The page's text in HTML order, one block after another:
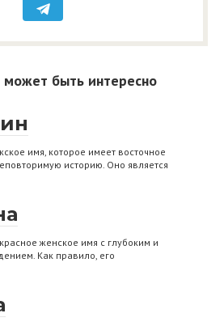
быть интересно
имя, которое имеет восточное
историю. Оно является
женское имя с глубоким и
Как правило, его